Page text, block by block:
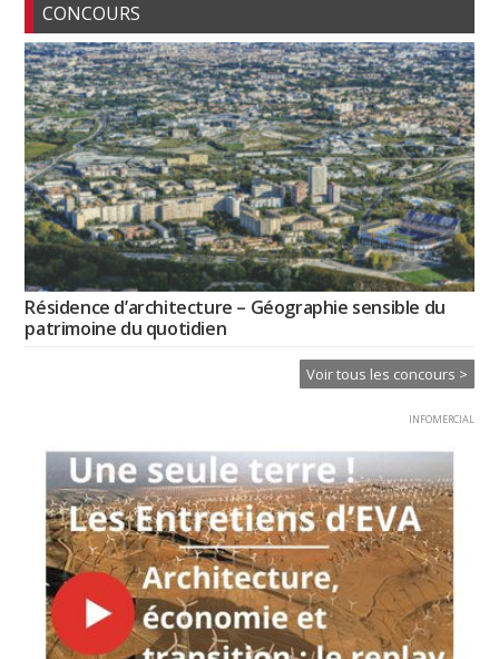
CONCOURS
Résidence d’architecture – Géographie sensible du
patrimoine du quotidien
Voir tous les concours >
INFOMERCIAL